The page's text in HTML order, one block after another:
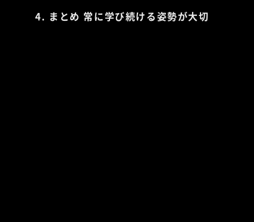
まとめ 常に学び続ける姿勢が大切